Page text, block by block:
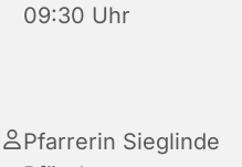
09:30 Uhr
Pfarrerin Sieglinde